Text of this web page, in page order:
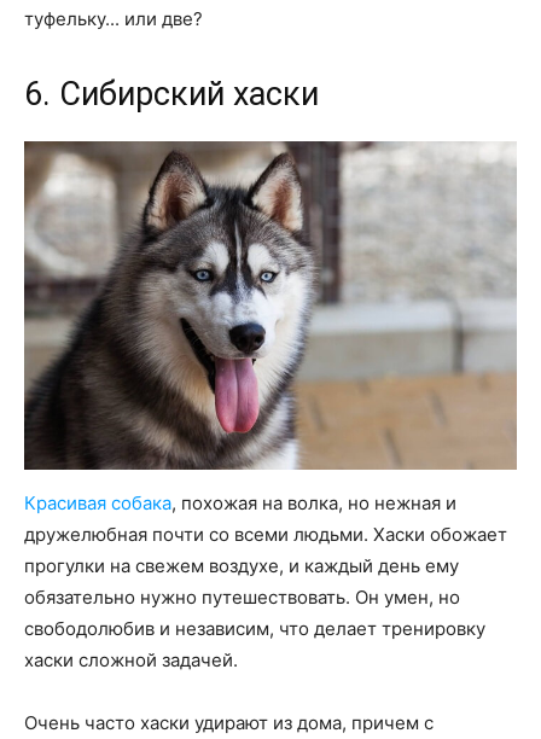
туфельку... или две?
6. Сибирский хаски
Красивая собака, похожая на волка, но нежная и
дружелюбная почти со всеми людьми. Хаски обожает
прогулки на свежем воздухе, и каждый день ему
обязательно нужно путешествовать. Он умен, но
свободолюбив и независим, что делает тренировку
хаски сложной задачей.
Очень часто хаски удирают из дома, причем с